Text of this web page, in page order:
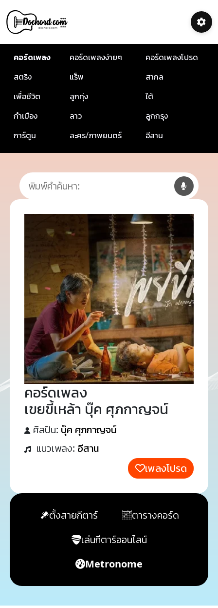
คอร์ดเพลง คอร์ดเพลงง่ายๆ
คอร์ดเพลงโปรด
สตริง
แร็พ
สากล
เพื่อชีวิต
ลูกทุ่ง
ใต้
กำเมือง
ลาว
ลูกกรุง
การ์ตูน
ละคร/ภาพยนตร์ อีสาน
คอร์ดเพลง
เขยขี้เหล้า บุ๊ค ศุภกาญจน์
ศิลปิน: บุ๊ค ศุภกาญจน์
แนวเพลง: อีสาน
เพลงโปรด
ตั้งสายกีตาร์
ตารางคอร์ด
เล่นกีตาร์ออนไลน์
Metronome